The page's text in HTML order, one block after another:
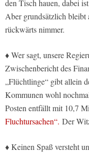
den Tisch hauen, dabei
Aber grundsätzlich bleibt
rückwärts nimmer.
♦ Wer sagt, unsere
Zwischenbericht des
„Flüchtlinge“ gibt allein
Kommunen wohl
Posten entfällt mit 10,7
Fluchtursachen“. Der
♦ Keinen Spaß versteht